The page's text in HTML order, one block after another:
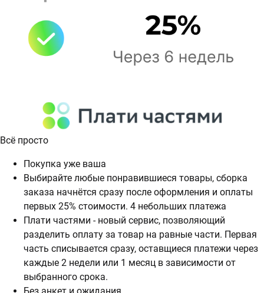
Всё просто
Покупка уже ваша
Выбирайте любые понравившиеся товары, сборка
заказа начнётся сразу после оформления и оплаты
первых 25% стоимости. 4 небольших платежа
Плати частями - новый сервис, позволяющий
разделить оплату за товар на равные части. Первая
часть списывается сразу, оставщиеся платежи через
каждые 2 недели или 1 месяц в зависимости от
выбранного срока.